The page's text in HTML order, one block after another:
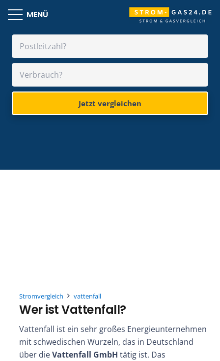
MENÜ
Jetzt vergleichen
Stromvergleich vattenfall
Wer ist Vattenfall?
Vattenfall ist ein sehr großes Energieunternehmen
mit schwedischen Wurzeln, das in Deutschland
über dieVattenfall GmbH tätig ist. Das